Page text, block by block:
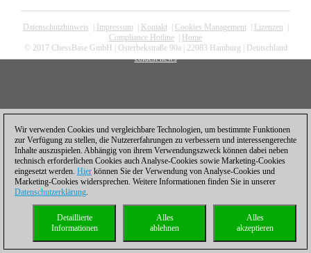
Datenschutzhinweis Impressum| Kontakt| Cookies Management| Lizenzen
Compliance Hotline
Home
© 2017 ChessBase GmbH | Osterbekstraße 90a | 22083 Hamburg | Deutschland
coldest news
Wir verwenden Cookies und vergleichbare Technologien, um bestimmte Funktionen
zur Verfügung zu stellen, die Nutzererfahrungen zu verbessern und interessengerechte
Inhalte auszuspielen. Abhängig von ihrem Verwendungszweck können dabei neben
technisch erforderlichen Cookies auch Analyse-Cookies sowie Marketing-Cookies
eingesetzt werden. Hier können Sie der Verwendung von Analyse-Cookies und
Marketing-Cookies widersprechen. Weitere Informationen finden Sie in unserer
Datenschutzerklärung.
Alles
akzeptieren
Alles
ablehnen
Detaillierte
Informationen